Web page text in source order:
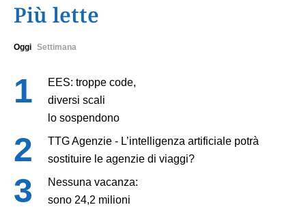
Più lette
Oggi Settimana
EES: troppe code,
diversi scali
lo sospendono
TTG Agenzie - L’intelligenza artificiale potrà
sostituire le agenzie di viaggi?
Nessuna vacanza:
sono 24,2 milioni